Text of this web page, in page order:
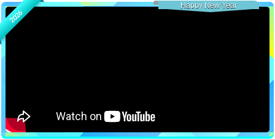
2026
Happy New Year